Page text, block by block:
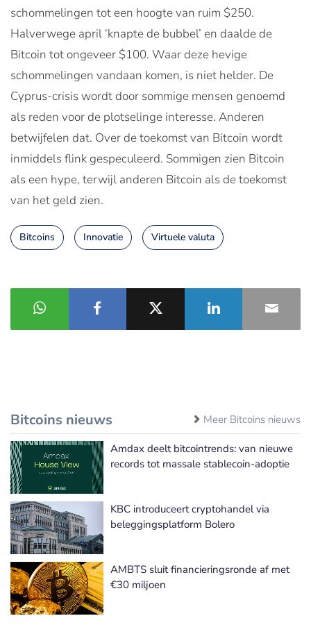
schommelingen tot een hoogte van ruim $250.
Halverwege april ‘knapte de bubbel’ en daalde de
Bitcoin tot ongeveer $100. Waar deze hevige
schommelingen vandaan komen, is niet helder. De
Cyprus-crisis wordt door sommige mensen genoemd
als reden voor de plotselinge interesse. Anderen
betwijfelen dat. Over de toekomst van Bitcoin wordt
inmiddels flink gespeculeerd. Sommigen zien Bitcoin
als een hype, terwijl anderen Bitcoin als de toekomst
van het geld zien.
Bitcoins Innovatie Virtuele valuta
Bitcoins nieuws Meer Bitcoins nieuws
Amdax deelt bitcointrends: van nieuwe
records tot massale stablecoin-adoptie
KBC introduceert cryptohandel via
beleggingsplatform Bolero
AMBTS sluit financieringsronde af met
€30 miljoen